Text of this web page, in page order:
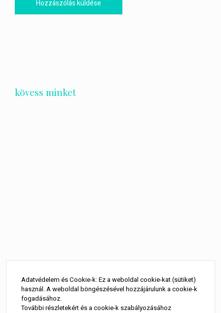
kövess minket
Adatvédelem és Cookie-k: Ez a weboldal cookie-kat (sütiket)
használ. A weboldal böngészésével hozzájárulunk a cookie-k
fogadásához.
További részletekért és a cookie-k szabályozásához